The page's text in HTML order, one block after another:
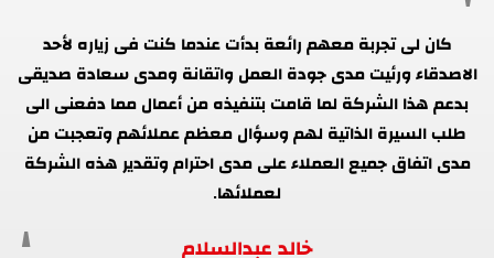
كان لى تجربة معهم رائعة بدأت عندما كنت فى زياره لأحد
الاصدقاء ورئيت مدى جودة العمل واتقانة ومدى سعادة صديقى
بدعم هذا الشركة لما قامت بتنفيذه من أعمال مما دفعنى الى
طلب السيرة الذاتية لهم وسؤال معظم عملائهم وتعجبت من
مدى اتفاق جميع العملاء على مدى احترام وتقدير هذه الشركة
لعملائها.
خالد عبدالسلام